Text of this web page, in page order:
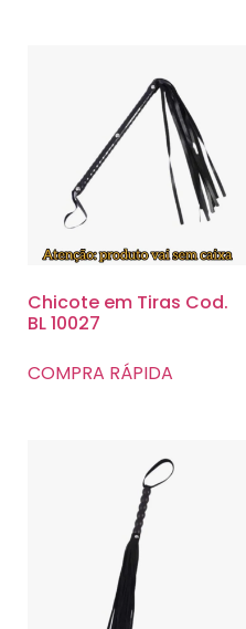
Chicote em Tiras Cod.
BL 10027
COMPRA RÁPIDA